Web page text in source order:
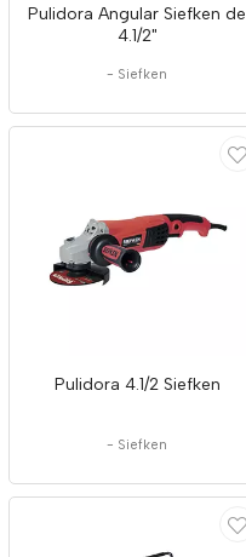
Pulidora Angular Siefken de
4.1/2"
- Siefken
Pulidora 4.1/2 Siefken
- Siefken